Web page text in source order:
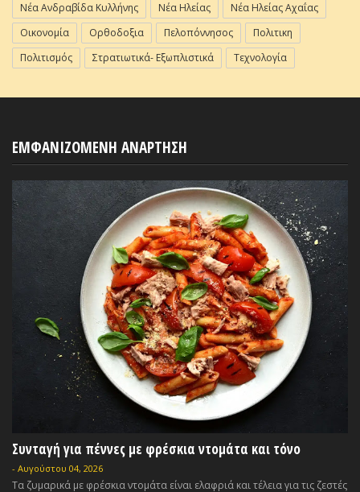
Νέα Ανδραβίδα Κυλλήνης
Νέα Ηλείας
Νέα Ηλείας Αχαΐας
Οικονομία
Ορθοδοξια Πελοπόννησος
Πολιτικη
Πολιτισμός
Στρατιωτικά- Εξωπλιστικά Τεχνολογία
ΕΜΦΑΝΙΖΟΜΕΝΗ ΑΝΑΡΤΗΣΗ
Συνταγή για πέννες με φρέσκια ντομάτα και τόνο
- Αυγούστου 04, 2026
Τα ζυμαρικά με φρέσκια ντομάτα είναι ελαφριά και τέλεια για τις ζεστές